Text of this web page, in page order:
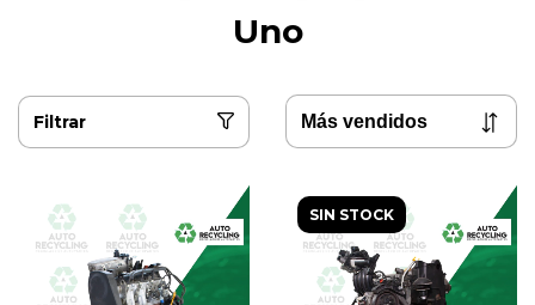
Uno
Filtrar
SIN STOCK